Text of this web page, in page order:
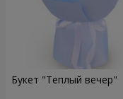
Букет "Теплый вечер"